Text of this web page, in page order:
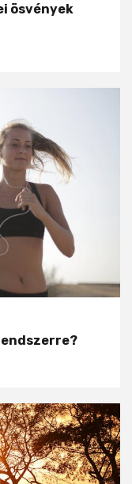
ösvények